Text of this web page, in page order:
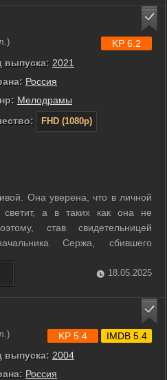
выпуска: 2021
Россия
Мелодрамы
FHD (1080p)
KP 6.2
Она уверена, что в личной
а в таких как она не
став свидетельницей
Сержа, сбившего
шантаж. Маша готова помочь
если он пообещает на ней
развиваться не ...
18.05.2025
выпуска: 2004
Россия
KP 5.4 IMDB 5.4